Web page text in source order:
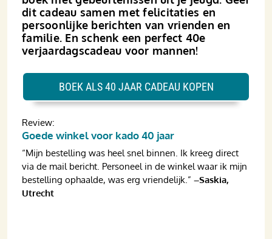
dit cadeau samen met felicitaties en
persoonlijke berichten van vrienden en
familie. En schenk een perfect 40e
verjaardagscadeau voor mannen!
Review:
Goede winkel voor kado 40 jaar
“Mijn bestelling was heel snel binnen. Ik kreeg direct
via de mail bericht. Personeel in de winkel waar ik mijn
bestelling ophaalde, was erg vriendelijk.” –Saskia,
Utrecht
BOEK ALS 40 JAAR CADEAU KOPEN